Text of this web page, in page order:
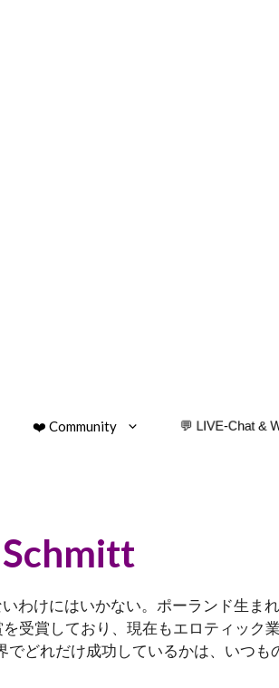
❤️ Community 💬 LIVE-Chat &
わけにはいかない。ポーランド生ま
受賞しており、現在もエロティック
どれだけ成功しているかは、いつも